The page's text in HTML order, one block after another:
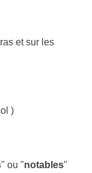
et sur les
)
" ou "notables"